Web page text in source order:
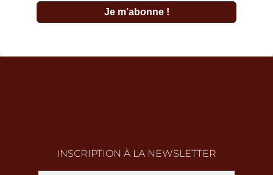
INSCRIPTION À LA NEWSLETTER